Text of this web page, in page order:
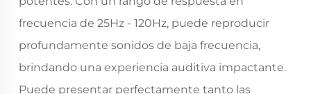
frecuencia de 25Hz - 120Hz, puede reproducir
profundamente sonidos de baja frecuencia,
brindando una experiencia auditiva impactante.
Puede presentar perfectamente tanto las